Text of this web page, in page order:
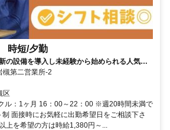
時短/夕勤
の設備を導入し未経験から始められる人気の
第二営業所-2
区
ル：1ヶ月 16：00～22：00 ※週20時間未満で
面接時にお気軽に出勤希望日をご相談下さ
上を希望の方は時給1,380円～...